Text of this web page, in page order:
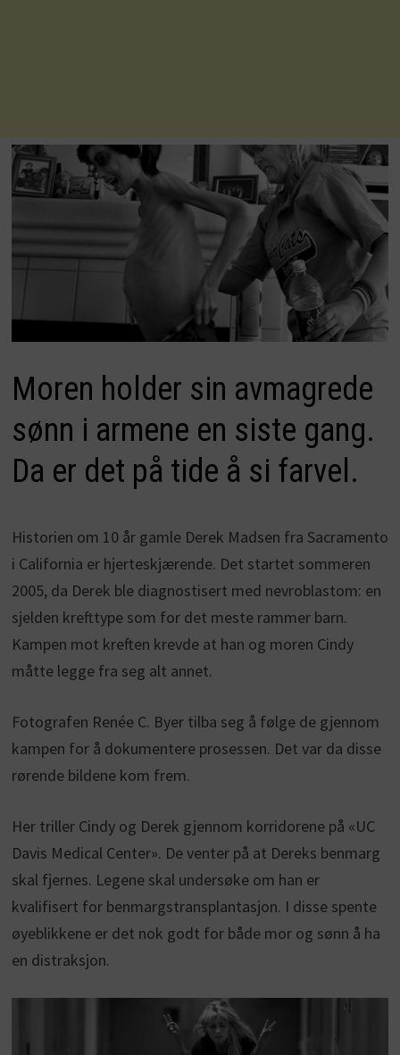
Moren holder sin avmagrede
sønn i armene en siste gang.
Da er det på tide å si farvel.
Historien om 10 år gamle Derek Madsen fra Sacramento
i California er hjerteskjærende. Det startet sommeren
2005, da Derek ble diagnostisert med nevroblastom: en
sjelden krefttype som for det meste rammer barn.
Kampen mot kreften krevde at han og moren Cindy
måtte legge fra seg alt annet.
Fotografen Renée C. Byer tilba seg å følge de gjennom
kampen for å dokumentere prosessen. Det var da disse
rørende bildene kom frem.
Her triller Cindy og Derek gjennom korridorene på «UC
Davis Medical Center». De venter på at Dereks benmarg
skal fjernes. Legene skal undersøke om han er
kvalifisert for benmargstransplantasjon. I disse spente
øyeblikkene er det nok godt for både mor og sønn å ha
en distraksjon.